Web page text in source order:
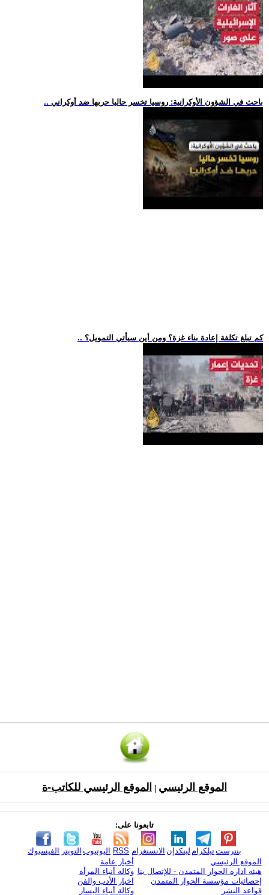
.. باحث في الشؤون الأوكرانية: روسيا تخسر حاليا حربها ضد أوكراني
.. كم تبلغ تكلفة إعادة بناء غزة؟ ومن أين سيأتي التمويل؟
الموقع الرئيسي الموقع الرئيسي للكاتب-ة
تابعونا على:
الفيسبوك التويتر اليوتيوب RSS الانستغرام لينكدإن تيلكرامبنترست
الموقع الرئيسي
هيئة ادارة الحوار المتمدن - للإتصال بنا
إحصائيات مؤسسة الحوار المتمدن
قواعد النشر
أخبار عامة
وكالة أنباء المرأة
اخبار الأدب والفن
وكالة أنباء اليسار